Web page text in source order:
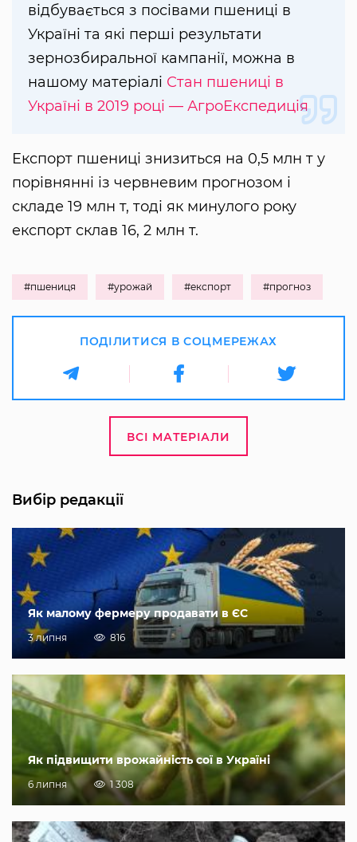
відбувається з посівами пшениці в
Україні та які перші результати
зернозбиральної кампанії, можна в
нашому матеріалі Стан пшениці в
Україні в 2019 році — АгроЕкспедиція
Експорт пшениці знизиться на 0,5 млн т у
порівнянні із червневим прогнозом і
складе 19 млн т, тоді як минулого року
експорт склав 16, 2 млн т.
#пшениця #урожай #експорт #прогноз
ПОДІЛИТИСЯ В СОЦМЕРЕЖАХ
ВСІ МАТЕРІАЛИ
Вибір редакції
Як малому фермеру продавати в ЄС
3 липня 816
Як підвищити врожайність сої в Україні
6 липня 1 308